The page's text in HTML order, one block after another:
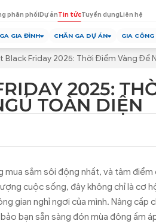
phân phốiDự ánTin tứcTuyển dụngLiên hệ
GIA ĐÌNH CHĂN GA DỰ ÁN GIA
Black Friday 2025: Thời Điểm Vàng Để
2025:
TOÀN DIỆN
mua sắm sôi động nhất, và tâm
cuộc sống, đây không chỉ là cơ
gian nghỉ ngơi của mình. Nâng cấp
bạn sẵn sàng đón mùa đông ấm